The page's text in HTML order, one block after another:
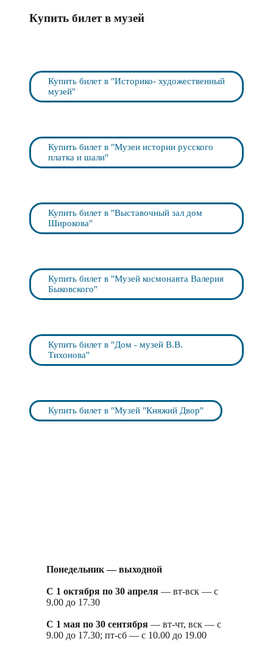
Купить билет в музей
Купить билет в "Историко- художественный
музей"
Купить билет в "Музеи истории русского
платка и шали"
Купить билет в "Выставочный зал дом
Широкова"
Купить билет в "Музей космонавта Валерия
Быковского"
Купить билет в "Дом - музей В.В.
Тихонова"
Купить билет в "Музей "Княжий Двор"
Понедельник — выходной
С 1 октября по 30 апреля — вт-вск — с
9.00 до 17.30
С 1 мая по 30 сентября — вт-чт, вск — с
9.00 до 17.30; пт-сб — с 10.00 до 19.00